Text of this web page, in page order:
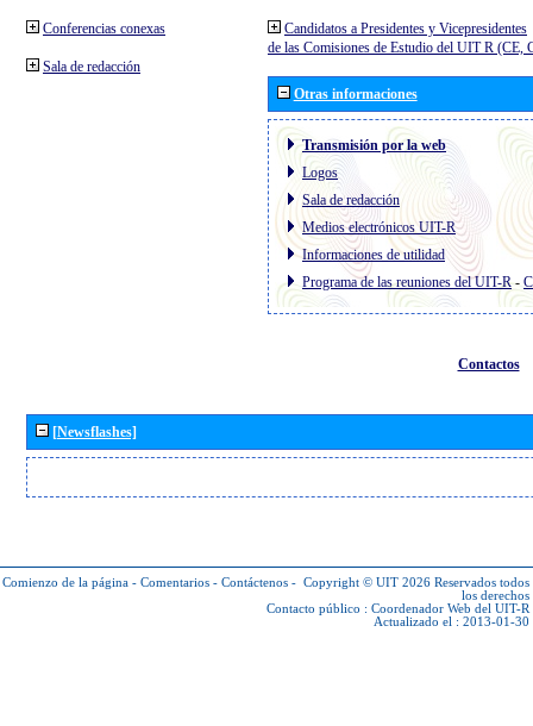
Conferencias conexas
Sala de redacción
Candidatos a Presidentes y Vicepresidentes
de las Comisiones de Estudio del UIT R (CE,
Otras informaciones
Transmisión por la web
Logos
Sala de redacción
Medios electrónicos UIT-R
Informaciones de utilidad
Programa de las reuniones del UIT-R-
Contactos
[Newsflashes]
Comienzo de la página - Comentarios - Contáctenos - Copyright © UIT 2026 Reservados todos
los derechos
Contacto público : Coordenador Web del UIT-R
Actualizado el : 2013-01-30